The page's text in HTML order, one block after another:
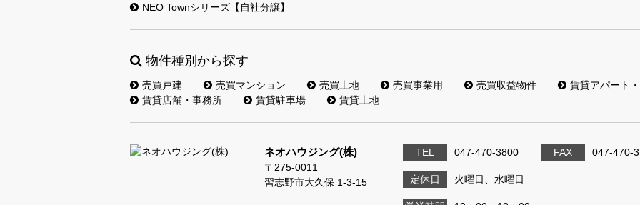
NEO Townシリーズ【自社分譲】
物件種別から探す
売買戸建 売買マンション 売買土地 売買事業用 売買収益物件
賃貸アパート
賃貸店舗・事務所
賃貸駐車場 賃貸土地
ネオハウジング(株)
〒275-0011
習志野市大久保 1-3-15
TEL 047-470-3800 FAX 047-470-
定休日 火曜日、水曜日